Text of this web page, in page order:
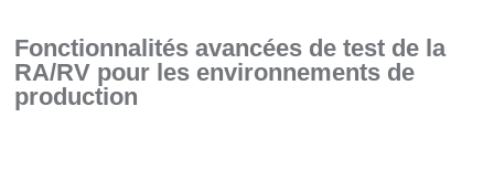
Fonctionnalités avancées de test de la
RA/RV pour les environnements de
production